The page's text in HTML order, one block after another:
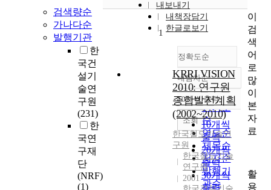
검색량순
가나다순
발행기관
한
국건
설기
술연
구원
(231)
한
국연
구재
단
(NRF)
(1)
내보내기
내책장담기
한글로보기
정확도순
정확도
순
인기도
순
연도순
제목순
저자순
발행기
관순
내림차순
내림차순
10개씩 출력
10개씩
출력
20개씩
출력
30개씩
조회
1
KRRI VISION
2010: 연구원
종합발전계획
(2002~2010)
한국철도기술연
구원
한국철도기술
연구원
2001
이
검
색
어
로
많
이
본
자
료
활
용